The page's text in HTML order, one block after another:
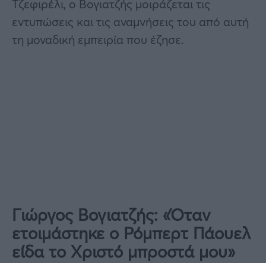
Τζεφιρέλι, ο Βογιατζής μοιράζεται τις
εντυπώσεις και τις αναμνήσεις του από αυτή
τη μοναδική εμπειρία που έζησε.
Γιώργος Βογιατζής: «Όταν
ετοιμάστηκε ο Ρόμπερτ Πάουελ
είδα το Χριστό μπροστά μου»